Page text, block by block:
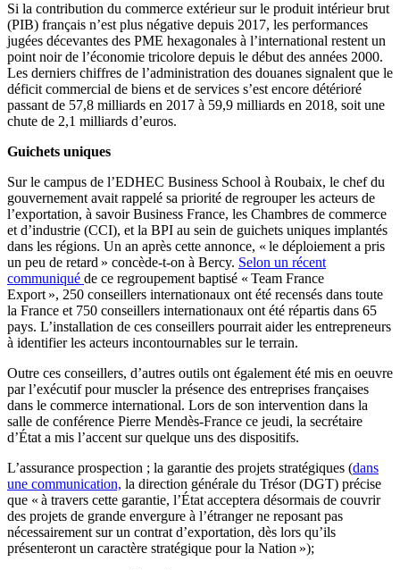
Si la contribution du commerce extérieur sur le produit intérieur brut
(PIB) français n’est plus négative depuis 2017, les performances
jugées décevantes des PME hexagonales à l’international restent un
point noir de l’économie tricolore depuis le début des années 2000.
Les derniers chiffres de l’administration des douanes signalent que le
déficit commercial de biens et de services s’est encore détérioré
passant de 57,8 milliards en 2017 à 59,9 milliards en 2018, soit une
chute de 2,1 milliards d’euros.
Guichets uniques
Sur le campus de l’EDHEC Business School à Roubaix, le chef du
gouvernement avait rappelé sa priorité de regrouper les acteurs de
l’exportation, à savoir Business France, les Chambres de commerce
et d’industrie (CCI), et la BPI au sein de guichets uniques implantés
dans les régions. Un an après cette annonce, « le déploiement a pris
un peu de retard » concède-t-on à Bercy. Selon un récent
communiqué de ce regroupement baptisé « Team France
Export », 250 conseillers internationaux ont été recensés dans toute
la France et 750 conseillers internationaux ont été répartis dans 65
pays. L’installation de ces conseillers pourrait aider les entrepreneurs
à identifier les acteurs incontournables sur le terrain.
Outre ces conseillers, d’autres outils ont également été mis en oeuvre
par l’exécutif pour muscler la présence des entreprises françaises
dans le commerce international. Lors de son intervention dans la
salle de conférence Pierre Mendès-France ce jeudi, la secrétaire
d’État a mis l’accent sur quelque uns des dispositifs.
L’assurance prospection ; la garantie des projets stratégiques (dans
une communication, la direction générale du Trésor (DGT) précise
que « à travers cette garantie, l’État acceptera désormais de couvrir
des projets de grande envergure à l’étranger ne reposant pas
nécessairement sur un contrat d’exportation, dès lors qu’ils
présenteront un caractère stratégique pour la Nation »);